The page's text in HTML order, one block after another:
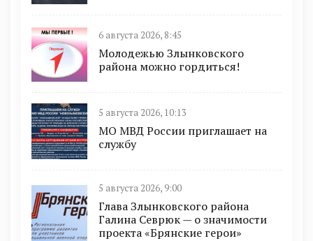
6 августа 2026, 8:45
Молодежью Злынковского
района можно гордиться!
5 августа 2026, 10:13
МО МВД России приглашает на
службу
5 августа 2026, 9:00
Глава Злынковского района
Галина Севрюк — о значимости
проекта «Брянские герои»